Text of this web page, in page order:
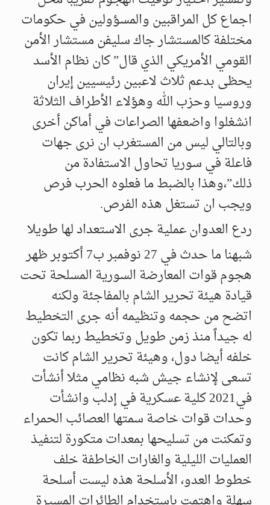
اجماع كل المراقبين والمسؤولين في حكومات
مختلفة كالمستشار جاك سليفن مستشار الأمن
القومي الأمريكي الذي قال” كان نظام الأسد
يحظى بدعم ثلاث لاعبين رئيسيين إيران
وروسيا وحزب الله وهؤلاء الأطراف الثلاثة
انشغلوا واضعفها الصراعات في أماكن أخرى
وبالتالي ليس من المستغرب ان نرى جهات
فاعلة في سوريا تحاول الاستفادة من
ذلك”،وهذا بالضبط ما فعلوه الحرب فرص
ويجب ان تستغل هذه الفرص.
ردع العدوان عملية جرى الاستعداد لها طويلا
شبهنا ما حدث في 27 نوفمبر ب7 أكتوبر ظهر
هجوم قوات المعارضة السورية المسلحة تحت
قيادة هيئة تحرير الشام بالمفاجئة ولكنه
اتضح من حجمه وتنظيمه أنه جرى التخطيط
له جيداً منذ زمن طويل وتخطيط ربما تكون
خلفه أيضا دول، وهيئة تحرير الشام كانت
تسعى لإنشاء جيش شبه نظامي مثلا أنشأت
في2021 كلية عسكرية في إدلب وانشأت
وحدات قوات خاصة سمتها العصائب الحمراء
وتمكنت من تسليحها بمعدات متكورة لتنفيذ
العمليات الليلية والغارات الخاطفة خلف
خطوط العدو، الأسلحة هذه ليست أسلحة